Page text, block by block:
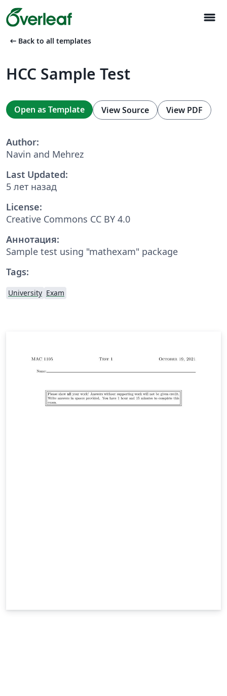
menu
arrow_left_alt Back to all templates
HCC Sample Test
Open as Template View Source View PDF
Author:
Navin and Mehrez
Last Updated:
5 лет назад
License:
Creative Commons CC BY 4.0
Аннотация:
Sample test using "mathexam" package
Tags:
University Exam